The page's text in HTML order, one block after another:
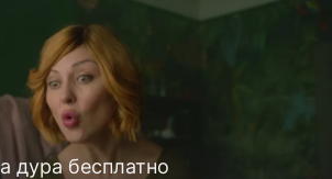
дура бесплатно
Открыть приложение